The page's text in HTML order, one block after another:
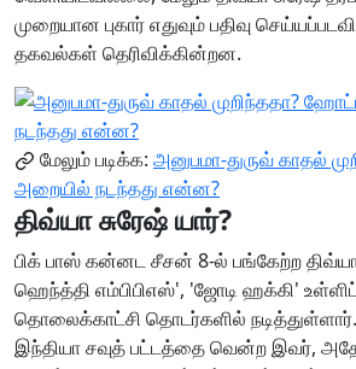
முறையான புகார் எதுவும் பதிவு
தகவல்கள் தெரிவிக்கின்றன.
மேலும் படிக்க: அனுபமா-துருவ் காதல்
அறையில் நடந்தது என்ன?
திவ்யா சுரேஷ் யார்?
பிக் பாஸ் கன்னட சீசன் 8-ல் பங்கேற்ற
ஹெந்த்தி எம்பிபிஎஸ்', 'ஜோடி ஹக்கி'
தொலைக்காட்சி தொடர்களில் நடித்துள்ளார்.
இந்தியா சவுத் பட்டத்தை வென்ற இவர்,